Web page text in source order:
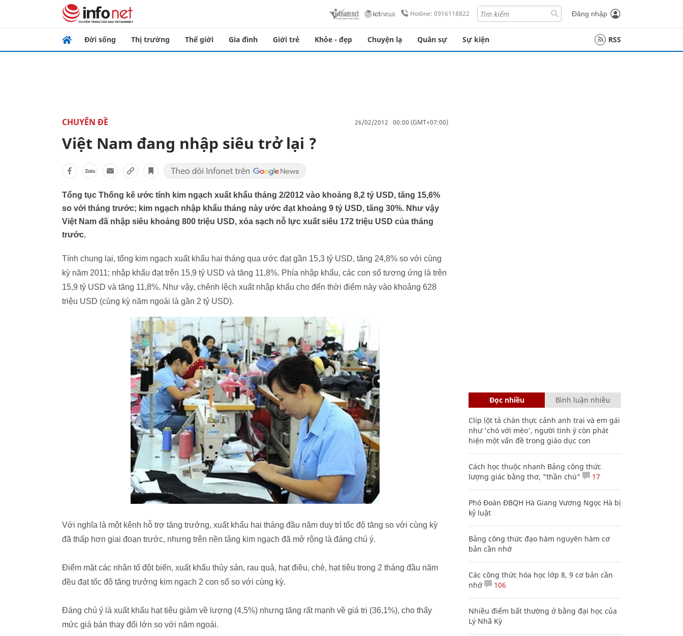
Hotline: 0916118822 Đăng nhập
Đời sống Thị trường Thế giới Gia đình Giới trẻ Khỏe - đẹp Chuyện lạ Quân sự Sự kiện RSS
CHUYÊN ĐỀ 26/02/2012 00:00 (GMT+07:00)
Việt Nam đang nhập siêu trở lại ?
Tổng tục Thống kê ước tính kim ngạch xuất khẩu tháng 2/2012 vào khoảng 8,2 tỷ USD, tăng 15,6%
so với tháng trước; kim ngạch nhập khẩu tháng này ước đạt khoảng 9 tỷ USD, tăng 30%. Như vậy
Việt Nam đã nhập siêu khoảng 800 triệu USD, xóa sạch nỗ lực xuất siêu 172 triệu USD của tháng
trước.
Tính chung lại, tổng kim ngạch xuất khẩu hai tháng qua ước đạt gần 15,3 tỷ USD, tăng 24,8% so với cùng
kỳ năm 2011; nhập khẩu đạt trên 15,9 tỷ USD và tăng 11,8%. Phía nhập khẩu, các con số tương ứng là trên
15,9 tỷ USD và tăng 11,8%. Như vậy, chênh lệch xuất nhập khẩu cho đến thời điểm này vào khoảng 628
triệu USD (cùng kỳ năm ngoái là gần 2 tỷ USD).
Với nghĩa là một kênh hỗ trợ tăng trưởng, xuất khẩu hai tháng đầu năm duy trì tốc độ tăng so với cùng kỳ
đã thấp hơn giai đoạn trước, nhưng trên nền tảng kim ngạch đã mở rộng là đáng chú ý.
Điểm mặt các nhân tố đột biến, xuất khẩu thủy sản, rau quả, hạt điều, chè, hạt tiêu trong 2 tháng đầu năm
đều đạt tốc độ tăng trưởng kim ngạch 2 con số so với cùng kỳ.
Đáng chú ý là xuất khẩu hạt tiêu giảm về lượng (4,5%) nhưng tăng rất mạnh về giá trị (36,1%), cho thấy
mức giá bán thay đổi lớn so với năm ngoái.
Đọc nhiều Bình luận nhiều
Clip lột tả chân thực cảnh anh trai và em gái
như 'chó với mèo', người tinh ý còn phát
hiện một vấn đề trong giáo dục con
Cách học thuộc nhanh Bảng công thức
lượng giác bằng thơ, "thần chú"
17
Phó Đoàn ĐBQH Hà Giang Vương Ngọc Hà bị
kỷ luật
Bảng công thức đạo hàm nguyên hàm cơ
bản cần nhớ
Các công thức hóa học lớp 8, 9 cơ bản cần
nhớ
106
Nhiều điểm bất thường ở bằng đại học của
Lý Nhã Kỳ